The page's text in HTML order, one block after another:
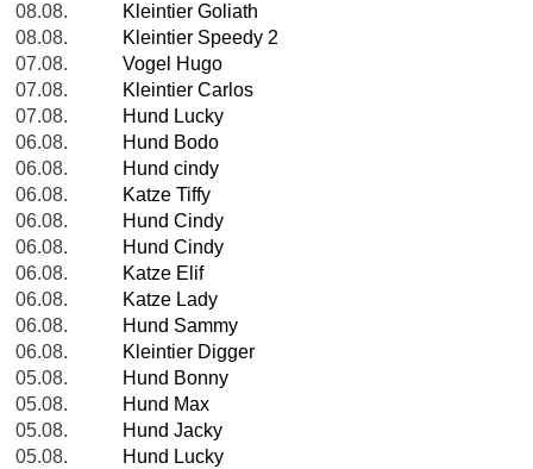
08.08.
Kleintier Goliath
08.08.
Kleintier Speedy 2
07.08.
Vogel Hugo
07.08.
Kleintier Carlos
07.08.
Hund Lucky
06.08.
Hund Bodo
06.08.
Hund cindy
06.08.
Katze Tiffy
06.08.
Hund Cindy
06.08.
Hund Cindy
06.08.
Katze Elif
06.08.
Katze Lady
06.08.
Hund Sammy
06.08.
Kleintier Digger
05.08.
Hund Bonny
05.08.
Hund Max
05.08.
Hund Jacky
05.08.
Hund Lucky